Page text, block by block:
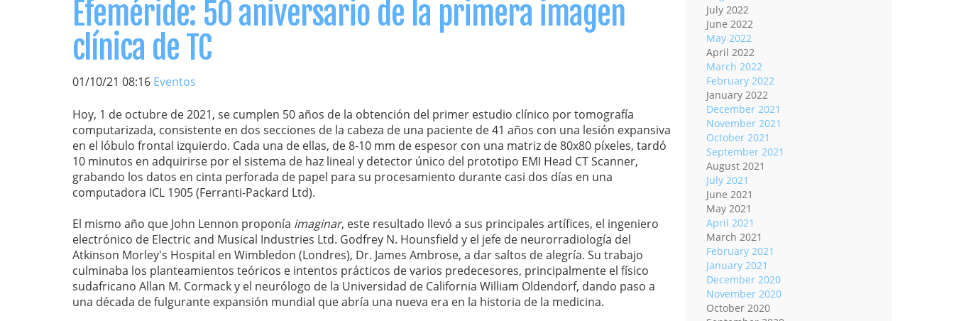
Efeméride: 50 aniversario de la primera imagen
clínica de TC
01/10/21 08:16 Eventos
Hoy, 1 de octubre de 2021, se cumplen 50 años de la obtención del primer estudio clínico por tomografía
computarizada, consistente en dos secciones de la cabeza de una paciente de 41 años con una lesión expansiva
en el lóbulo frontal izquierdo. Cada una de ellas, de 8-10 mm de espesor con una matriz de 80x80 píxeles, tardó
10 minutos en adquirirse por el sistema de haz lineal y detector único del prototipo EMI Head CT Scanner,
grabando los datos en cinta perforada de papel para su procesamiento durante casi dos días en una
computadora ICL 1905 (Ferranti-Packard Ltd).
El mismo año que John Lennon proponía imaginar, este resultado llevó a sus principales artífices, el ingeniero
electrónico de Electric and Musical Industries Ltd. Godfrey N. Hounsfield y el jefe de neurorradiología del
Atkinson Morley's Hospital en Wimbledon (Londres), Dr. James Ambrose, a dar saltos de alegría. Su trabajo
culminaba los planteamientos teóricos e intentos prácticos de varios predecesores, principalmente el físico
sudafricano Allan M. Cormack y el neurólogo de la Universidad de California William Oldendorf, dando paso a
una década de fulgurante expansión mundial que abría una nueva era en la historia de la medicina.
July 2022
June 2022
May 2022
April 2022
March 2022
February 2022
January 2022
December 2021
November 2021
October 2021
September 2021
August 2021
July 2021
June 2021
May 2021
April 2021
March 2021
February 2021
January 2021
December 2020
November 2020
October 2020